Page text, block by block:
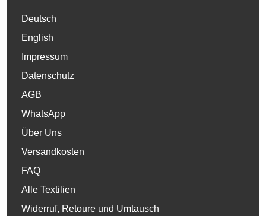
Deutsch
English
Impressum
Datenschutz
AGB
WhatsApp
Über Uns
Versandkosten
FAQ
Alle Textilien
Widerruf, Retoure und Umtausch